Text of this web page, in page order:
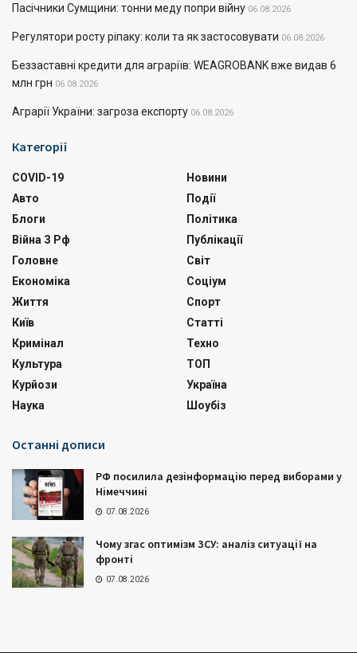
Пасічники Сумщини: тонни меду попри війну 06.08.2026
Регулятори росту ріпаку: коли та як застосовувати 06.08.2026
Беззаставні кредити для аграріїв: WEAGROBANK вже видав 6
млн грн 06.08.2026
Аграрії України: загроза експорту 06.08.2026
Категорії
COVID-19
Авто
Блоги
Війна З Рф
Головне
Економіка
Життя
Київ
Кримінал
Культура
Курйози
Наука
Новини
Події
Політика
Публікації
Світ
Соціум
Спорт
Статті
Техно
ТОП
Україна
Шоубіз
Останні дописи
РФ посилила дезінформацію перед виборами у
Німеччині
07.08.2026
Чому згас оптимізм ЗСУ: аналіз ситуації на
фронті
07.08.2026